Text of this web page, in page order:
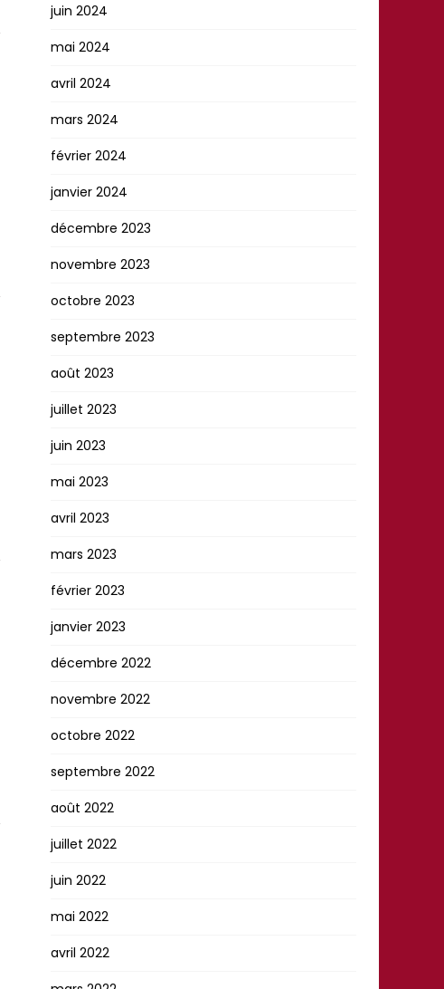
juin 2024
mai 2024
avril 2024
mars 2024
février 2024
janvier 2024
décembre 2023
novembre 2023
octobre 2023
septembre 2023
août 2023
juillet 2023
juin 2023
mai 2023
avril 2023
mars 2023
février 2023
janvier 2023
décembre 2022
novembre 2022
octobre 2022
septembre 2022
août 2022
juillet 2022
juin 2022
mai 2022
avril 2022